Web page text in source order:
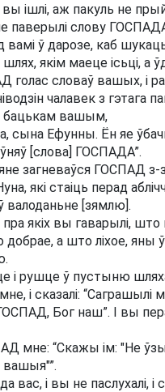
вы ішлі, аж пакуль не
паверылі слову
вамі ў дарозе, каб
якім маеце ісьці, а
голас словаў вашых, і
чалавек з гэтага
бацькам вашым,
сына Ефунны. Ён яе
[слова] ГОСПАДА”.
загневаўся ГОСПАД
які стаіць перад
валоданьне [зямлю].
якіх вы гаварылі, што
а што ліхое, яны
і рушце ў пустыню
мне, і сказалі:
Бог наш”. І вы
мне: “Скажы ім: "Не
вашыя"”.
вас, і вы не паслухалі,